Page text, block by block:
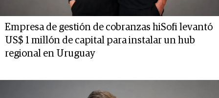
Empresa de gestión de cobranzas hiSofi levantó
US$ 1 millón de capital para instalar un hub
regional en Uruguay